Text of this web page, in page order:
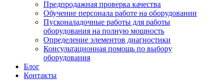
Предпродажная проверка качества
Обучение персонала работе на оборудовании
Пусконаладочные работы для работы
оборудования на полную мощность
Определение элементов диагностики
Консультационная помощь по выбору
оборудования
Блог
Контакты